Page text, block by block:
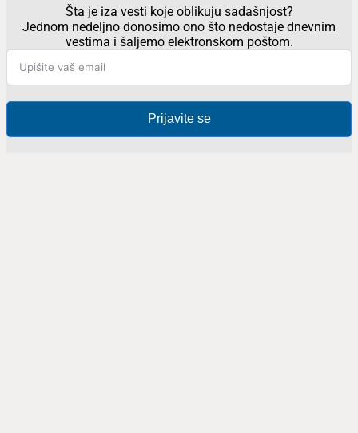
Šta je iza vesti koje oblikuju sadašnjost?
Jednom nedeljno donosimo ono što nedostaje dnevnim
vestima i šaljemo elektronskom poštom.
Prijavite se